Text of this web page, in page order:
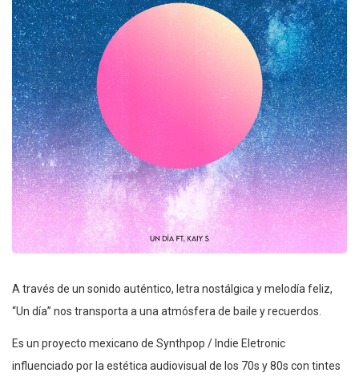
A través de un sonido auténtico, letra nostálgica y melodía feliz,
“Un día” nos transporta a una atmósfera de baile y recuerdos.
Es un proyecto mexicano de Synthpop / Indie Eletronic
influenciado por la estética audiovisual de los 70s y 80s con tintes